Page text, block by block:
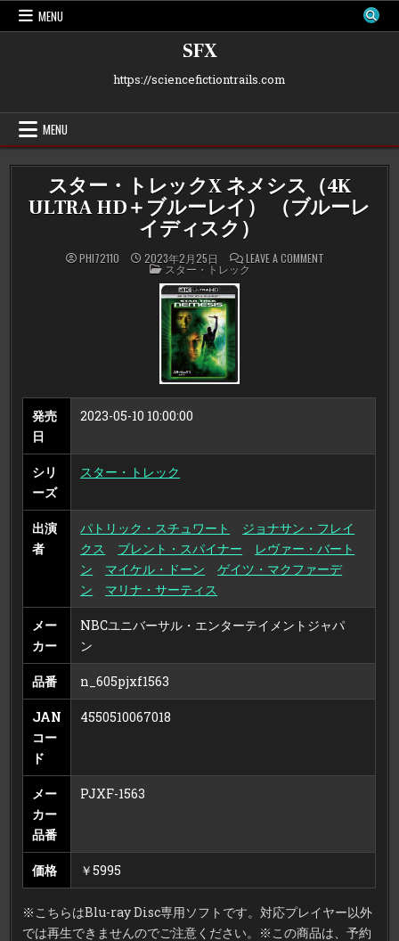
Skip
MENU
SFX
https://sciencefictiontrails.com
MENU
スター・トレックX ネメシス（4K
ULTRA HD＋ブルーレイ） （ブルーレ
イディスク）
PHI72110 2023年2月25日 LEAVE A COMMENT
（4K
ー
レ
イ
デ
ィ
ス
ク）
POSTED
IN
スター・トレック
発売
日
2023-05-10 10:00:00
シリ
ーズ
スター・トレック
出演
者
パトリック・スチュワート
ジョナサン・フレイ
クス
ブレント・スパイナー
レヴァー・バート
ン
マイケル・ドーン
ゲイツ・マクファーデ
ン
マリナ・サーティス
メー
カー
NBCユニバーサル・エンターテイメントジャパ
ン
品番 n_605pjxf1563
JAN
コー
ド
4550510067018
メー
カー
品番
PJXF-1563
価格 ￥5995
※こちらはBlu-ray Disc専用ソフトです。対応プレイヤー以外
では再生できませんのでご注意ください。※この商品は、予約